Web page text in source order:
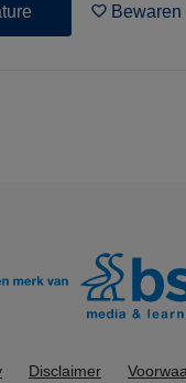
Bewaren
Disclaimer